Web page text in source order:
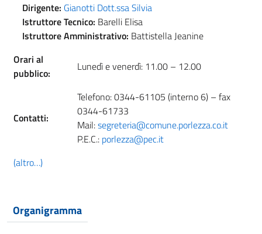
Dirigente: Gianotti Dott.ssa Silvia
Istruttore Tecnico: Barelli Elisa
Istruttore Amministrativo: Battistella Jeanine
Orari al
pubblico:
Lunedì e venerdì: 11.00 – 12.00
Contatti:
Telefono: 0344-61105 (interno 6) – fax
0344-61733
Mail:segreteria@comune.porlezza.co.it
P.E.C.: porlezza@pec.it
(altro…)
Organigramma